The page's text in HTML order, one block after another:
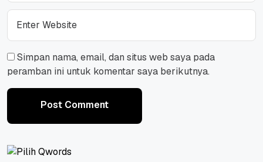
Simpan nama, email, dan situs web saya pada
peramban ini untuk komentar saya berikutnya.
Post Comment